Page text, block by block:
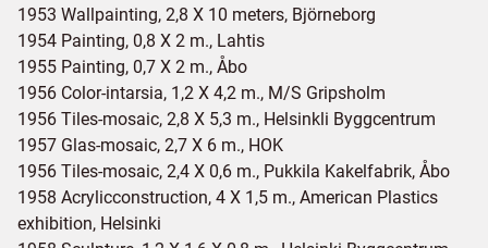
1953 Wallpainting, 2,8 X 10 meters, Björneborg
1954 Painting, 0,8 X 2 m., Lahtis
1955 Painting, 0,7 X 2 m., Åbo
1956 Color-intarsia, 1,2 X 4,2 m., M/S Gripsholm
1956 Tiles-mosaic, 2,8 X 5,3 m., Helsinkli Byggcentrum
1957 Glas-mosaic, 2,7 X 6 m., HOK
1956 Tiles-mosaic, 2,4 X 0,6 m., Pukkila Kakelfabrik, Åbo
1958 Acrylicconstruction, 4 X 1,5 m., American Plastics
exhibition, Helsinki